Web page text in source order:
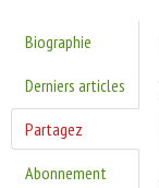
Biographie
Derniers articles
Partagez
Abonnement